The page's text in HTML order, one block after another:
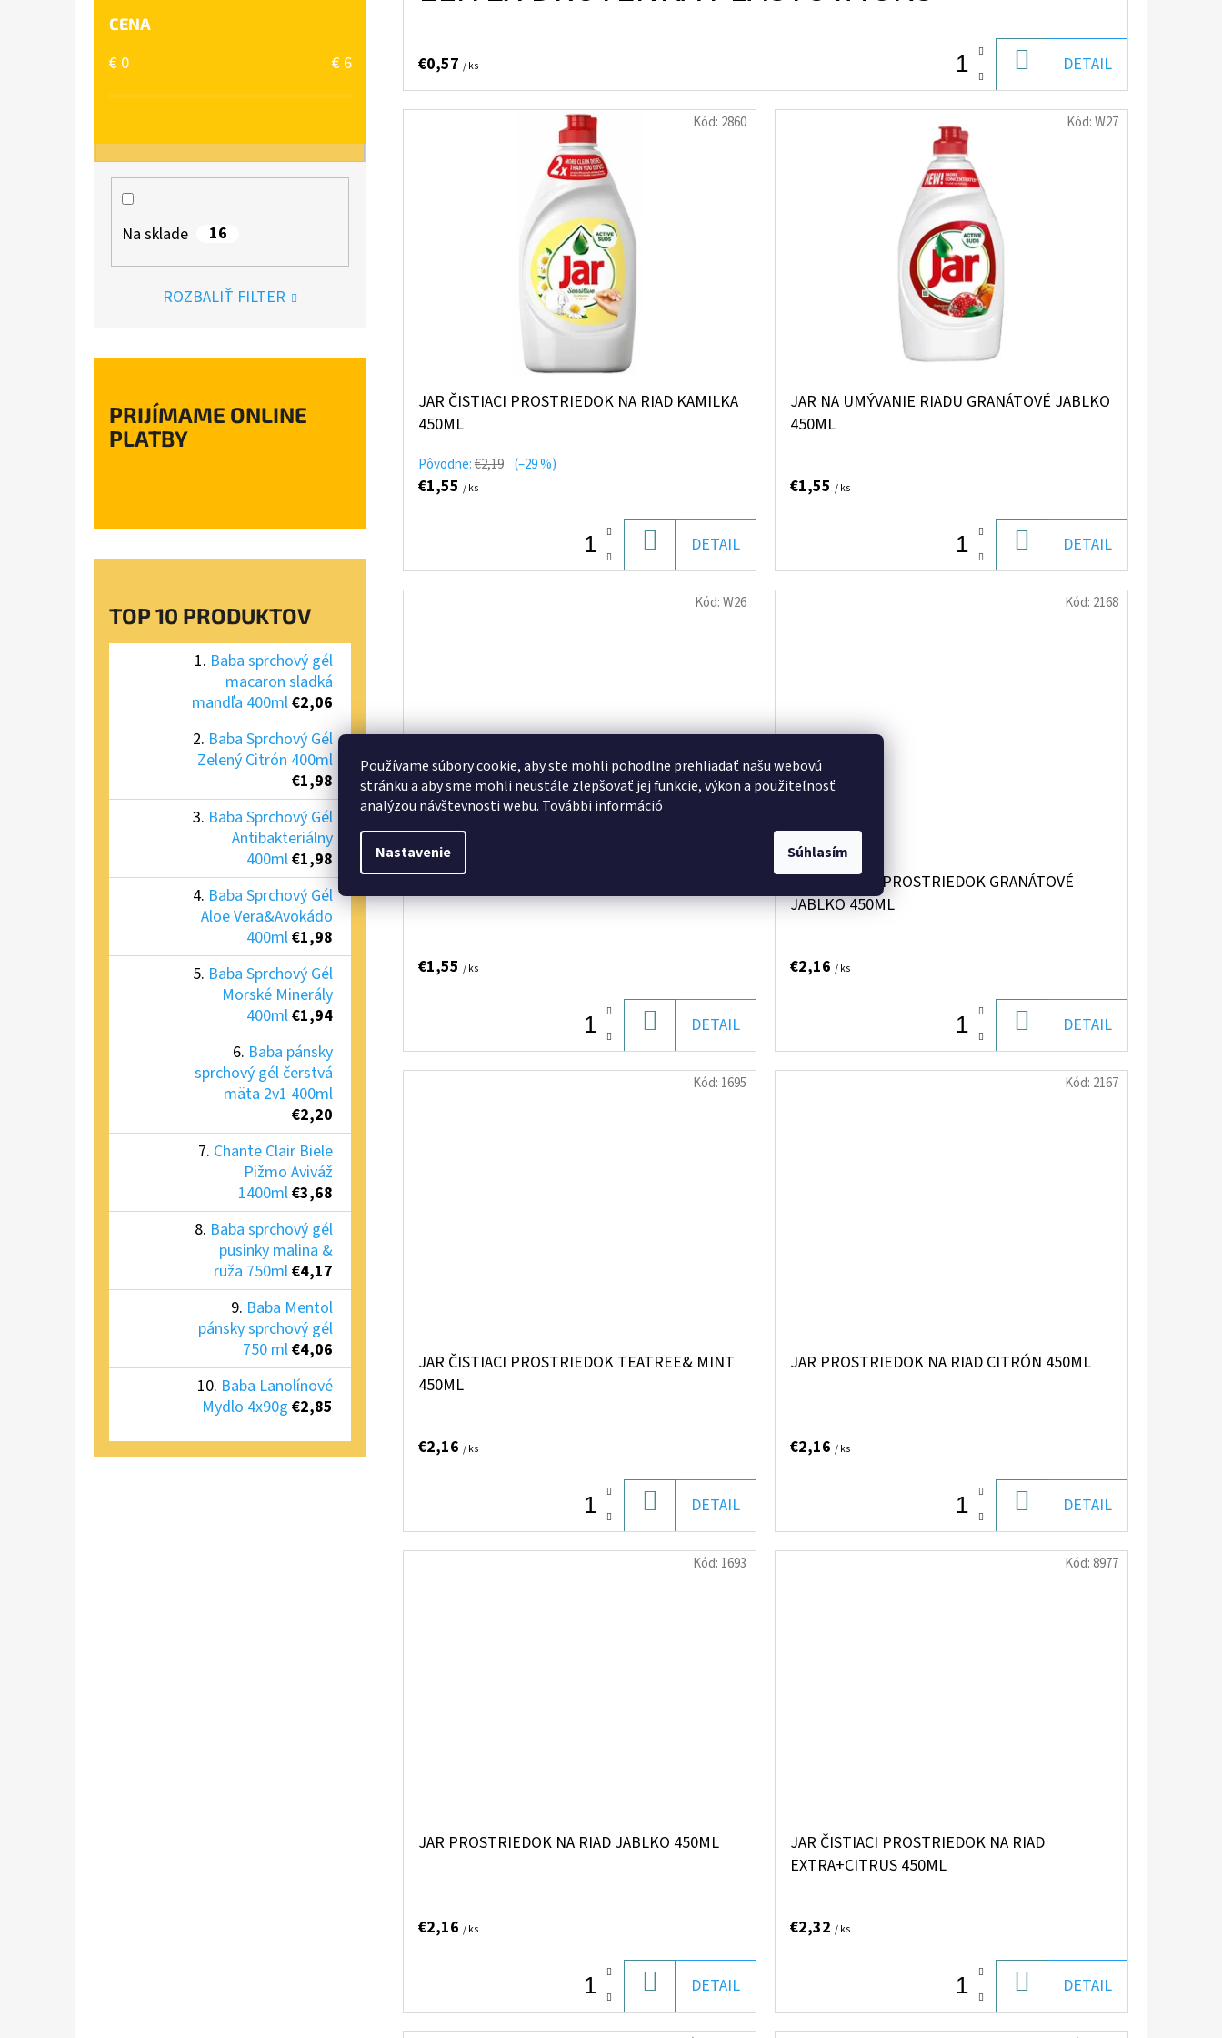
Používame súbory cookie, aby ste mohli pohodlne prehliadať našu webovú
stránku a aby sme mohli neustále zlepšovať jej funkcie, výkon a použiteľnosť
analýzou návštevnosti webu. További információ
Nastavenie Súhlasím
CENA
€ 0 € 6
Na sklade 16
ROZBALIŤ FILTER
PRIJÍMAME ONLINE
PLATBY
TOP 10 PRODUKTOV
Baba sprchový gél
macaron sladká
mandľa 400ml€2,06
Baba Sprchový Gél
Zelený Citrón 400ml
€1,98
Baba Sprchový Gél
Antibakteriálny
400ml€1,98
Baba Sprchový Gél
Aloe Vera&Avokádo
400ml€1,98
Baba Sprchový Gél
Morské Minerály
400ml€1,94
Baba pánsky
sprchový gél čerstvá
mäta 2v1 400ml
€2,20
Chante Clair Biele
Pižmo Aviváž
1400ml€3,68
Baba sprchový gél
pusinky malina &
ruža 750ml€4,17
Baba Mentol
pánsky sprchový gél
750 ml€4,06
Baba Lanolínové
Mydlo 4x90g €2,85
€0,57 / ks
KOŠÍKA
DETAIL
JAR ČISTIACI PROSTRIEDOK NA RIAD KAMILKA
450ML
Pôvodne:€2,19 (–29 %)
€1,55 / ks
KOŠÍKA
DETAIL
Kód: 2860
JAR NA UMÝVANIE RIADU GRANÁTOVÉ JABLKO
450ML
€1,55 / ks
KOŠÍKA
DETAIL
Kód:W27
JAR NA UMÝVANIE RIADU KAMILKA 450ML
€1,55 / ks
KOŠÍKA
DETAIL
Kód:W26
JAR ČISTIACI PROSTRIEDOK GRANÁTOVÉ
JABLKO 450ML
€2,16 / ks
KOŠÍKA
DETAIL
Kód: 2168
JAR ČISTIACI PROSTRIEDOK TEATREE& MINT
450ML
€2,16 / ks
KOŠÍKA
DETAIL
Kód: 1695
JAR PROSTRIEDOK NA RIAD CITRÓN 450ML
€2,16 / ks
KOŠÍKA
DETAIL
Kód: 2167
JAR PROSTRIEDOK NA RIAD JABLKO 450ML
€2,16 / ks
KOŠÍKA
DETAIL
Kód: 1693
JAR ČISTIACI PROSTRIEDOK NA RIAD
EXTRA+CITRUS 450ML
€2,32 / ks
KOŠÍKA
DETAIL
Kód:8977